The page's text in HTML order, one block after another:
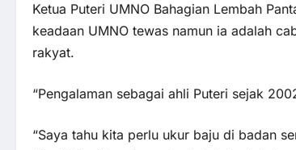
Ketua Puteri UMNO Bahagian Lembah
keadaan UMNO tewas namun ia adalah
rakyat.
“Pengalaman sebagai ahli Puteri sejak
“Saya tahu kita perlu ukur baju di badan